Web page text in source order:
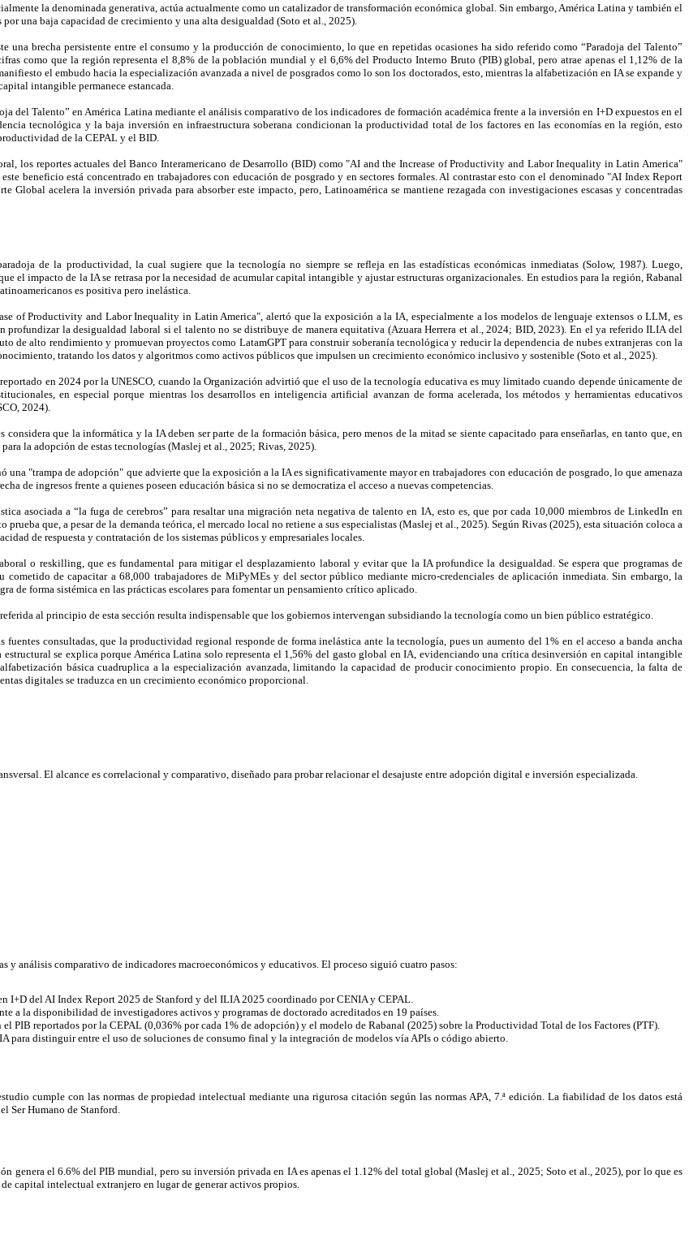
la denominada generativa, actúa actualmente como un catalizador de transformación económica global. Sin embargo, América Latina y también el
una baja capacidad de crecimiento y una alta desigualdad (Soto et al., 2025).
brecha persistente entre el consumo y la producción de conocimiento, lo que en repetidas ocasiones ha sido referido como “Paradoja del Talento”
como que la región representa el 8,8% de la población mundial y el 6,6% del Producto Interno Bruto (PIB) global, pero atrae apenas el 1,12% de la
el embudo hacia la especialización avanzada a nivel de posgrados como lo son los doctorados, esto, mientras la alfabetización en IA se expande y
intangible permanece estancada.
del Talento” en América Latina mediante el análisis comparativo de los indicadores de formación académica frente a la inversión en I+D expuestos en el
tecnológica y la baja inversión en infraestructura soberana condicionan la productividad total de los factores en las economías en la región, esto
de la CEPAL y el BID.
los reportes actuales del Banco Interamericano de Desarrollo (BID) como "AI and the Increase of Productivity and Labor Inequality in Latin America"
beneficio está concentrado en trabajadores con educación de posgrado y en sectores formales. Al contrastar esto con el denominado "AI Index Report
Global acelera la inversión privada para absorber este impacto, pero, Latinoamérica se mantiene rezagada con investigaciones escasas y concentradas
de la productividad, la cual sugiere que la tecnología no siempre se refleja en las estadísticas económicas inmediatas (Solow, 1987). Luego,
el impacto de la IA se retrasa por la necesidad de acumular capital intangible y ajustar estructuras organizacionales. En estudios para la región, Rabanal
es positiva pero inelástica.
of Productivity and Labor Inequality in Latin America", alertó que la exposición a la IA, especialmente a los modelos de lenguaje extensos o LLM, es
profundizar la desigualdad laboral si el talento no se distribuye de manera equitativa (Azuara Herrera et al., 2024; BID, 2023). En el ya referido ILIA del
de alto rendimiento y promuevan proyectos como LatamGPT para construir soberanía tecnológica y reducir la dependencia de nubes extranjeras con la
tratando los datos y algoritmos como activos públicos que impulsen un crecimiento económico inclusivo y sostenible (Soto et al., 2025).
en 2024 por la UNESCO, cuando la Organización advirtió que el uso de la tecnología educativa es muy limitado cuando depende únicamente de
en especial porque mientras los desarrollos en inteligencia artificial avanzan de forma acelerada, los métodos y herramientas educativos
2024).
que la informática y la IA deben ser parte de la formación básica, pero menos de la mitad se siente capacitado para enseñarlas, en tanto que, en
la adopción de estas tecnologías (Maslej et al., 2025; Rivas, 2025).
"trampa de adopción" que advierte que la exposición a la IA es significativamente mayor en trabajadores con educación de posgrado, lo que amenaza
de ingresos frente a quienes poseen educación básica si no se democratiza el acceso a nuevas competencias.
asociada a “la fuga de cerebros” para resaltar una migración neta negativa de talento en IA, esto es, que por cada 10,000 miembros de LinkedIn en
que, a pesar de la demanda teórica, el mercado local no retiene a sus especialistas (Maslej et al., 2025). Según Rivas (2025), esta situación coloca a
de respuesta y contratación de los sistemas públicos y empresariales locales.
o reskilling, que es fundamental para mitigar el desplazamiento laboral y evitar que la IA profundice la desigualdad. Se espera que programas de
de capacitar a 68,000 trabajadores de MiPyMEs y del sector público mediante micro-credenciales de aplicación inmediata. Sin embargo, la
de forma sistémica en las prácticas escolares para fomentar un pensamiento crítico aplicado.
al principio de esta sección resulta indispensable que los gobiernos intervengan subsidiando la tecnología como un bien público estratégico.
consultadas, que la productividad regional responde de forma inelástica ante la tecnología, pues un aumento del 1% en el acceso a banda ancha
se explica porque América Latina solo representa el 1,56% del gasto global en IA, evidenciando una crítica desinversión en capital intangible
básica cuadruplica a la especialización avanzada, limitando la capacidad de producir conocimiento propio. En consecuencia, la falta de
digitales se traduzca en un crecimiento económico proporcional.
El alcance es correlacional y comparativo, diseñado para probar relacionar el desajuste entre adopción digital e inversión especializada.
análisis comparativo de indicadores macroeconómicos y educativos. El proceso siguió cuatro pasos:
I+D del AI Index Report 2025 de Stanford y del ILIA 2025 coordinado por CENIA y CEPAL.
a la disponibilidad de investigadores activos y programas de doctorado acreditados en 19 países.
reportados por la CEPAL (0,036% por cada 1% de adopción) y el modelo de Rabanal (2025) sobre la Productividad Total de los Factores (PTF).
para distinguir entre el uso de soluciones de consumo final y la integración de modelos vía APIs o código abierto.
cumple con las normas de propiedad intelectual mediante una rigurosa citación según las normas APA, 7.ª edición. La fiabilidad de los datos está
Ser Humano de Stanford.
genera el 6.6% del PIB mundial, pero su inversión privada en IA es apenas el 1.12% del total global (Maslej et al., 2025; Soto et al., 2025), por lo que es
capital intelectual extranjero en lugar de generar activos propios.